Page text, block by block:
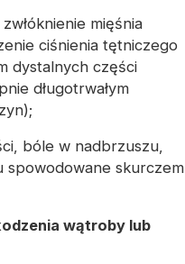
mięśnia
ciśnienia tętniczego
dystalnych części
długotrwałym
bóle w nadbrzuszu,
spowodowane skurczem
wątroby lub